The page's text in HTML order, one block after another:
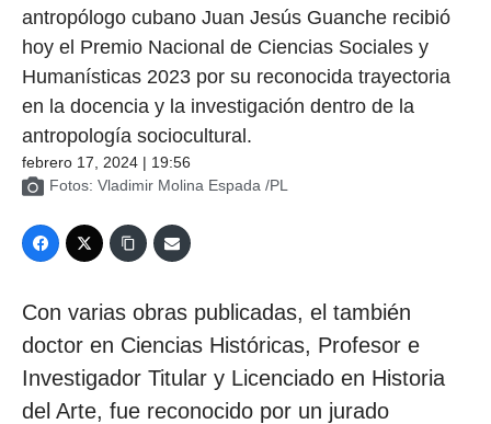
antropólogo cubano Juan Jesús Guanche recibió
hoy el Premio Nacional de Ciencias Sociales y
Humanísticas 2023 por su reconocida trayectoria
en la docencia y la investigación dentro de la
antropología sociocultural.
febrero 17, 2024 | 19:56
Fotos: Vladimir Molina Espada /PL
Con varias obras publicadas, el también
doctor en Ciencias Históricas, Profesor e
Investigador Titular y Licenciado en Historia
del Arte, fue reconocido por un jurado